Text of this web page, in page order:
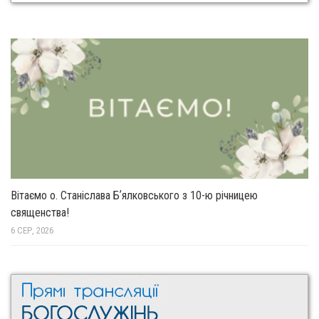
Вітаємо о. Станіслава Бʼялковського з 10-ю річницею
священства!
6 СЕР, 2026